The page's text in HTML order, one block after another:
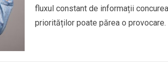
fluxul constant de informații
priorităților poate părea o